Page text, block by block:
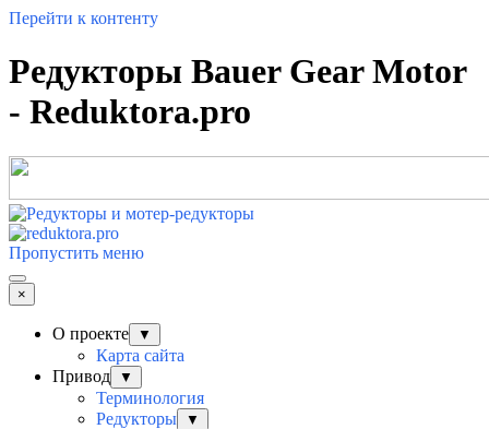
Перейти к контенту
Редукторы Bauer Gear Motor
- Reduktora.pro
Пропустить меню
×
О проекте ▼
Карта сайта
Привод
▼
Терминология
Редукторы
▼